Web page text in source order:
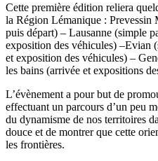
Cette première édition reliera
la Région Lémanique : Prevessin
puis départ) – Lausanne (simple
exposition des véhicules) –Evian
et exposition des véhicules) –
les bains (arrivée et expositions
L’évènement a pour but de
effectuant un parcours d’un peu
du dynamisme de nos territoires
douce et de montrer que cette
les frontières.